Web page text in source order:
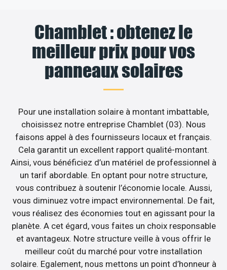
Chamblet : obtenez le
meilleur prix pour vos
panneaux solaires
Pour une installation solaire à montant imbattable,
choisissez notre entreprise Chamblet (03). Nous
faisons appel à des fournisseurs locaux et français.
Cela garantit un excellent rapport qualité-montant.
Ainsi, vous bénéficiez d’un matériel de professionnel à
un tarif abordable. En optant pour notre structure,
vous contribuez à soutenir l’économie locale. Aussi,
vous diminuez votre impact environnemental. De fait,
vous réalisez des économies tout en agissant pour la
planète. A cet égard, vous faites un choix responsable
et avantageux. Notre structure veille à vous offrir le
meilleur coût du marché pour votre installation
solaire. Egalement, nous mettons un point d’honneur à